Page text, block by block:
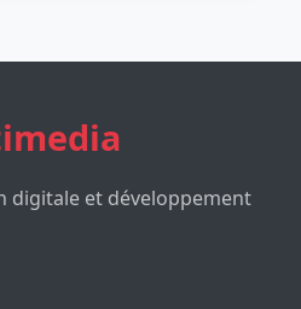
digitale et développement